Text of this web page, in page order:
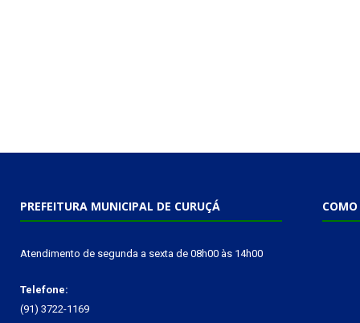
PREFEITURA MUNICIPAL DE CURUÇÁ
Atendimento de segunda a sexta de 08h00 às 14h00
Telefone:
(91) 3722-1169
COMO